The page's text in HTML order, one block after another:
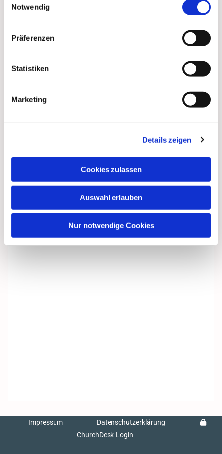
Notwendig
Präferenzen
Statistiken
Marketing
Details zeigen
Cookies zulassen
Auswahl erlauben
Nur notwendige Cookies
Dies könnte Sie auch
Impressum
Datenschutzerklärung
ChurchDesk-Login